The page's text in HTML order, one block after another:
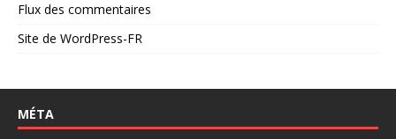
Flux des commentaires
Site de WordPress-FR
MÉTA